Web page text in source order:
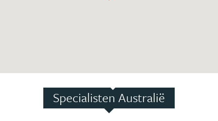
Specialisten Australië